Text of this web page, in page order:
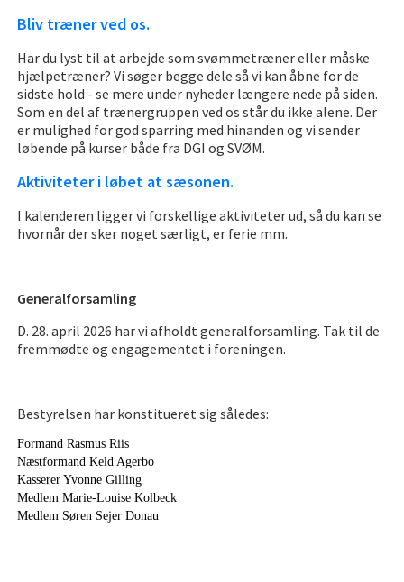
Bliv træner ved os.
Har du lyst til at arbejde som svømmetræner eller måske
hjælpetræner? Vi søger begge dele så vi kan åbne for de
sidste hold - se mere under nyheder længere nede på siden.
Som en del af trænergruppen ved os står du ikke alene. Der
er mulighed for god sparring med hinanden og vi sender
løbende på kurser både fra DGI og SVØM.
Aktiviteter i løbet at sæsonen.
I kalenderen ligger vi forskellige aktiviteter ud, så du kan se
hvornår der sker noget særligt, er ferie mm.
Generalforsamling
D. 28. april 2026 har vi afholdt generalforsamling. Tak til de
fremmødte og engagementet i foreningen.
Bestyrelsen har konstitueret sig således:
Formand Rasmus Riis
Næstformand Keld Agerbo
Kasserer Yvonne Gilling
Medlem Marie-Louise Kolbeck
Medlem Søren Sejer Donau